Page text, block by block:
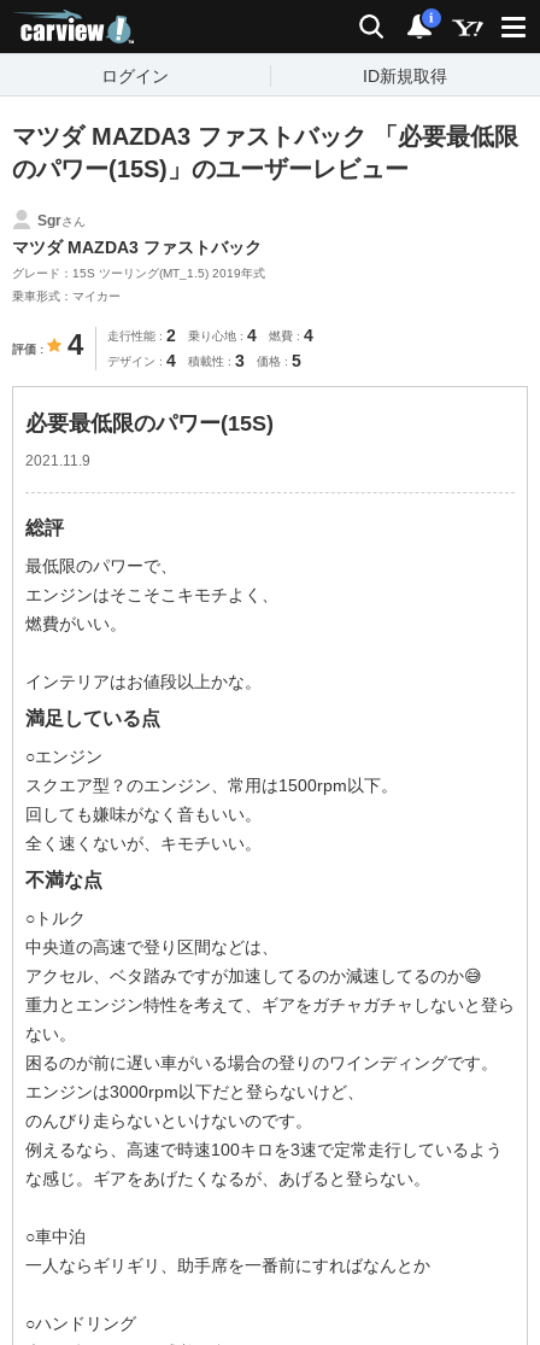
検索 通知
i
ログイン ID新規取得
マツダ MAZDA3 ファストバック 「必要最低限
のパワー(15S)」のユーザーレビュー
Sgrさん
マツダ MAZDA3 ファストバック
グレード：15S ツーリング(MT_1.5) 2019年式
乗車形式：マイカー
評価 4 走行性能 2 乗り心地 4 燃費 4
デザイン 4 積載性 3 価格 5
必要最低限のパワー(15S)
2021.11.9
総評
最低限のパワーで、
エンジンはそこそこキモチよく、
燃費がいい。
インテリアはお値段以上かな。
満足している点
○エンジン
スクエア型？のエンジン、常用は1500rpm以下。
回しても嫌味がなく音もいい。
全く速くないが、キモチいい。
不満な点
○トルク
中央道の高速で登り区間などは、
アクセル、ベタ踏みですが加速してるのか減速してるのか😅
重力とエンジン特性を考えて、ギアをガチャガチャしないと登ら
ない。
困るのが前に遅い車がいる場合の登りのワインディングです。
エンジンは3000rpm以下だと登らないけど、
のんびり走らないといけないのです。
例えるなら、高速で時速100キロを3速で定常走行しているよう
な感じ。ギアをあげたくなるが、あげると登らない。
○車中泊
一人ならギリギリ、助手席を一番前にすればなんとか
○ハンドリング